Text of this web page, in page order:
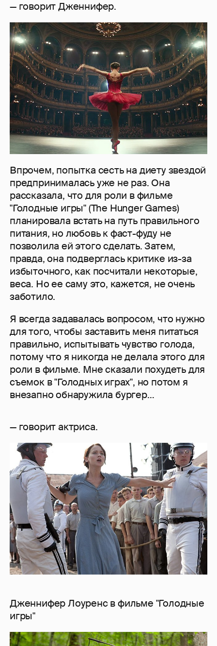
— говорит Дженнифер.
Впрочем, попытка сесть на диету звездой
предпринималась уже не раз. Она
рассказала, что для роли в фильме
"Голодные игры" (The Hunger Games)
планировала встать на путь правильного
питания, но любовь к фаст-фуду не
позволила ей этого сделать. Затем,
правда, она подверглась критике из-за
избыточного, как посчитали некоторые,
веса. Но ее саму это, кажется, не очень
заботило.
Я всегда задавалась вопросом, что нужно
для того, чтобы заставить меня питаться
правильно, испытывать чувство голода,
потому что я никогда не делала этого для
роли в фильме. Мне сказали похудеть для
съемок в "Голодных играх", но потом я
внезапно обнаружила бургер…
— говорит актриса.
Дженнифер Лоуренс в фильме "Голодные
игры"